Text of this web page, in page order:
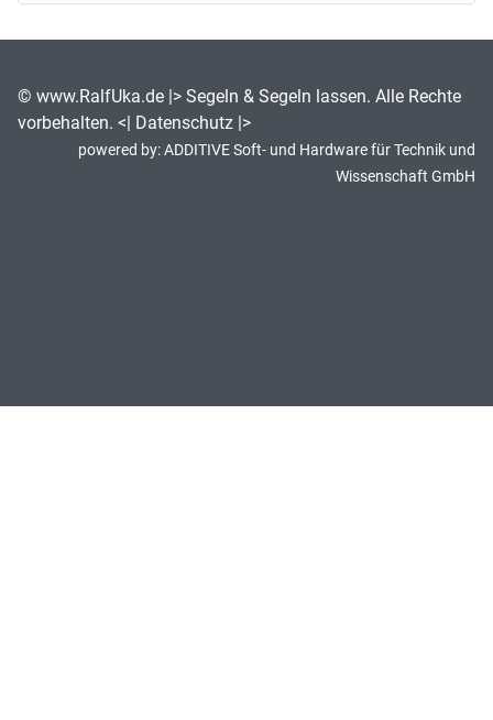
© www.RalfUka.de |> Segeln & Segeln lassen. Alle Rechte
vorbehalten. <| Datenschutz |>
powered by:ADDITIVE Soft- und Hardware für Technik und
Wissenschaft GmbH